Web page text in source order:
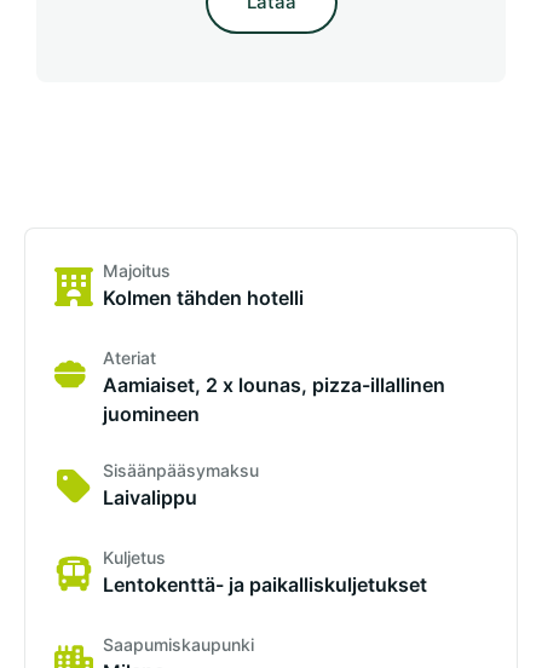
Majoitus
Kolmen tähden hotelli
Ateriat
Aamiaiset, 2 x lounas, pizza-illallinen
juomineen
Sisäänpääsymaksu
Laivalippu
Kuljetus
Lentokenttä- ja paikalliskuljetukset
Saapumiskaupunki